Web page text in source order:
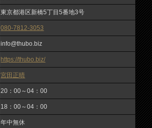
東京都港区新橋5丁目5番地3号
080-7812-3053
info@thubo.biz
https://thubo.biz/
宮田正晴
20：00～04：00
18：00～04：00
年中無休